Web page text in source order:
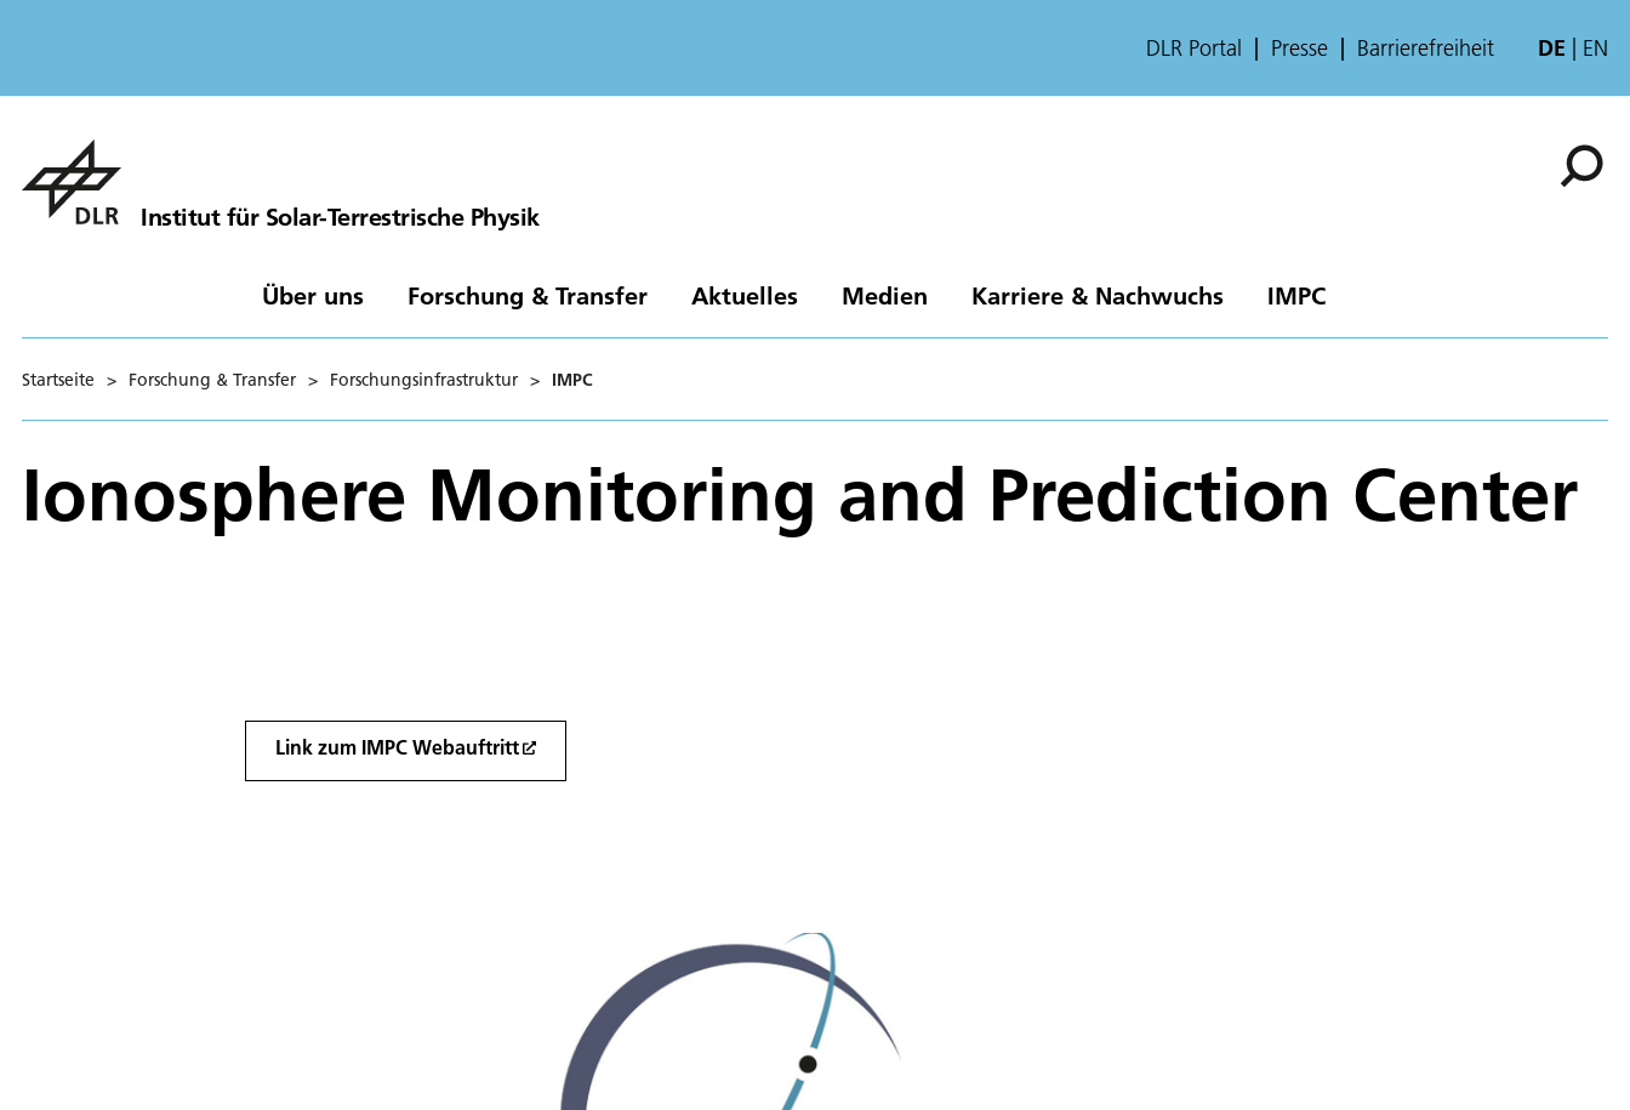
DLR Portal Presse Barrierefreiheit DE EN
Institut für Solar-Terrestrische Physik
Über uns Forschung & Transfer Aktuelles Medien Karriere & Nachwuchs IMPC
Startseite > Forschung & Transfer > Forschungsinfrastruktur > IMPC
Ionosphere Monitoring and Prediction Center
Link zum IMPC Webauftritt